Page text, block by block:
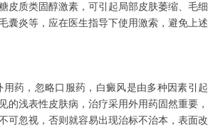
皮质类固醇激素，可引起局部皮肤萎缩、毛细
囊炎等，应在医生指导下使用激索，避免上述
用药，忽略口服药，白癜风是由多种因素引起
的浅表性皮肤病，治疗采用外用药固然重要，
可忽视，否则就容易出现治标不治本，表面改